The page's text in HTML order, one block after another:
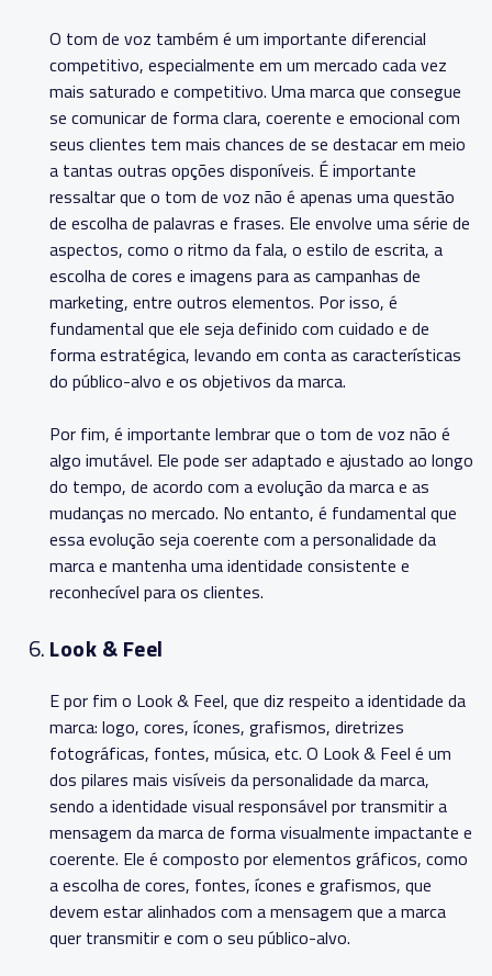
O tom de voz também é um importante diferencial
competitivo, especialmente em um mercado cada vez
mais saturado e competitivo. Uma marca que consegue
se comunicar de forma clara, coerente e emocional com
seus clientes tem mais chances de se destacar em meio
a tantas outras opções disponíveis. É importante
ressaltar que o tom de voz não é apenas uma questão
de escolha de palavras e frases. Ele envolve uma série de
aspectos, como o ritmo da fala, o estilo de escrita, a
escolha de cores e imagens para as campanhas de
marketing, entre outros elementos. Por isso, é
fundamental que ele seja definido com cuidado e de
forma estratégica, levando em conta as características
do público-alvo e os objetivos da marca.
Por fim, é importante lembrar que o tom de voz não é
algo imutável. Ele pode ser adaptado e ajustado ao longo
do tempo, de acordo com a evolução da marca e as
mudanças no mercado. No entanto, é fundamental que
essa evolução seja coerente com a personalidade da
marca e mantenha uma identidade consistente e
reconhecível para os clientes.
Look & Feel
E por fim o Look & Feel, que diz respeito a identidade da
marca: logo, cores, ícones, grafismos, diretrizes
fotográficas, fontes, música, etc. O Look & Feel é um
dos pilares mais visíveis da personalidade da marca,
sendo a identidade visual responsável por transmitir a
mensagem da marca de forma visualmente impactante e
coerente. Ele é composto por elementos gráficos, como
a escolha de cores, fontes, ícones e grafismos, que
devem estar alinhados com a mensagem que a marca
quer transmitir e com o seu público-alvo.